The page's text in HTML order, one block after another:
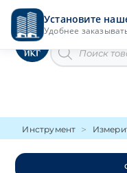
Установите
Удобнее
Перейти
содержимому
товаров
Инструмент